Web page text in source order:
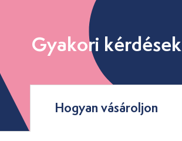
Gyakori kérdések
Hogyan vásároljon